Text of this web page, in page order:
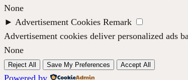
None
► Advertisement Cookies Remark
Advertisement cookies deliver personalized ads
None
Reject All Save My Preferences Accept All